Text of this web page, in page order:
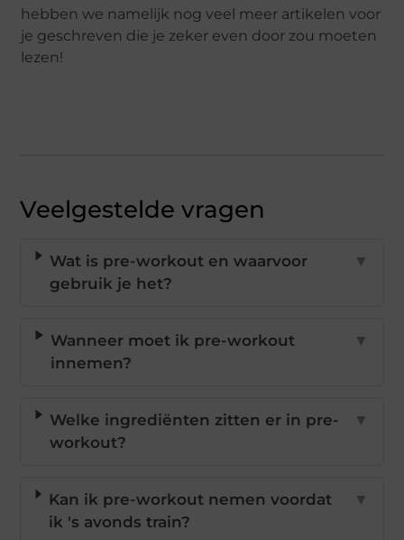
hebben we namelijk nog veel meer artikelen voor
je geschreven die je zeker even door zou moeten
lezen!
Veelgestelde vragen
Wat is pre-workout en waarvoor
gebruik je het?
▼
Wanneer moet ik pre-workout
innemen?
▼
Welke ingrediënten zitten er in pre-
workout?
▼
Kan ik pre-workout nemen voordat
ik 's avonds train?
▼